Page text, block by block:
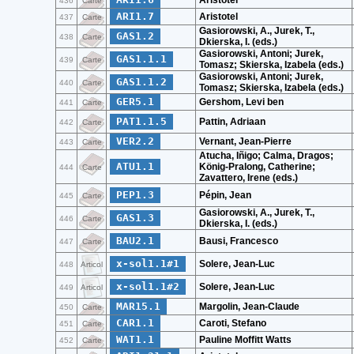
437 Carte ARI1.7 Aristotel
438 Carte GAS1.2
Gasiorowski, A., Jurek, T.,
Dkierska, I. (eds.)
439 Carte GAS1.1.1
Gasiorowski, Antoni; Jurek,
Tomasz; Skierska, Izabela (eds.)
440 Carte GAS1.1.2
Gasiorowski, Antoni; Jurek,
Tomasz; Skierska, Izabela (eds.)
441 Carte GER5.1 Gershom, Levi ben
442 Carte PAT1.1.5 Pattin, Adriaan
443 Carte VER2.2 Vernant, Jean-Pierre
444 Carte ATU1.1
Atucha, Iñigo; Calma, Dragos;
König-Pralong, Catherine;
Zavattero, Irene (eds.)
445 Carte PEP1.3 Pépin, Jean
446 Carte GAS1.3
Gasiorowski, A., Jurek, T.,
Dkierska, I. (eds.)
447 Carte BAU2.1 Bausi, Francesco
448 Articol x-sol1.1#1 Solere, Jean-Luc
449 Articol x-sol1.1#2 Solere, Jean-Luc
450 Carte MAR15.1 Margolin, Jean-Claude
451 Carte CAR1.1 Caroti, Stefano
452 Carte WAT1.1 Pauline Moffitt Watts